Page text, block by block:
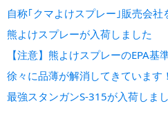
自称｢クマよけスプレー｣販売会社
熊よけスプレーが入荷しました
【注意】熊よけスプレーのEPA基
徐々に品薄が解消してきています！
最強スタンガンS-315が入荷しま